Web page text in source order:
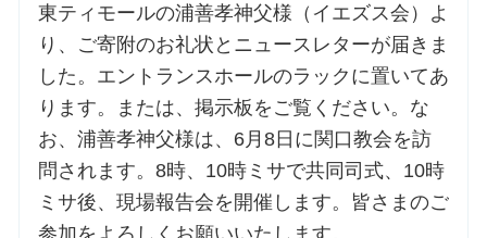
東ティモールの浦善孝神父様（イエズス会）よ
り、ご寄附のお礼状とニュースレターが届きま
した。エントランスホールのラックに置いてあ
ります。または、掲示板をご覧ください。な
お、浦善孝神父様は、6月8日に関口教会を訪
問されます。8時、10時ミサで共同司式、10時
ミサ後、現場報告会を開催します。皆さまのご